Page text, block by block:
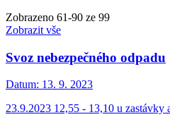
Zobrazeno 61-90 ze 99
Zobrazit vše
Svoz nebezpečného odpadu
Datum: 13. 9. 2023
23.9.2023 12,55 - 13,10 u zastávky